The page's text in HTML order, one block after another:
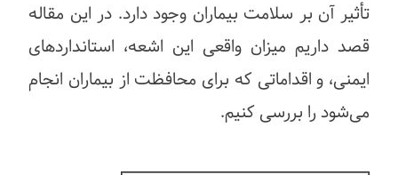
تأثیر آن بر سلامت بیماران وجود دارد. در این مقاله
قصد داریم میزان واقعی این اشعه، استانداردهای
ایمنی، و اقداماتی که برای محافظت از بیماران انجام
می‌شود را بررسی کنیم.